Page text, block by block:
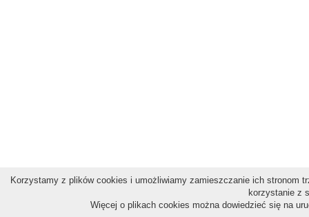
Korzystamy z plików cookies i umożliwiamy zamieszczanie ich stronom
korzystanie z
Więcej o plikach cookies można dowiedzieć się na